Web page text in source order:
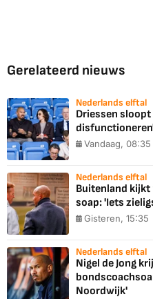
Gerelateerd nieuws
Nederlands elftal
Driessen
Vandaag, 08:35
Nederlands elftal
Buitenland kijkt
soap: 'Iets
Gisteren, 15:35
Nederlands elftal
Nigel de Jong
Noordwijk'